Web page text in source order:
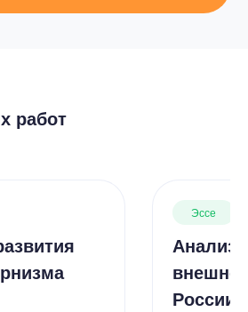
работ
Эссе
Анализ
России